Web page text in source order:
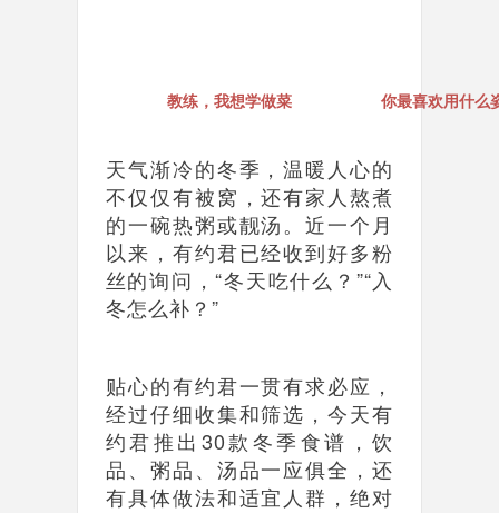
教练，我想学做菜 你最喜欢用什么
天气渐冷的冬季，温暖人心的
不仅仅有被窝，还有家人熬煮
的一碗热粥或靓汤。近一个月
以来，有约君已经收到好多粉
丝的询问，“冬天吃什么？”“入
冬怎么补？”
贴心的有约君一贯有求必应，
经过仔细收集和筛选，今天有
约君推出30款冬季食谱，饮
品、粥品、汤品一应俱全，还
有具体做法和适宜人群，绝对